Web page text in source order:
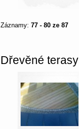
Záznamy: 77 - 80 ze 87
Dřevěné terasy